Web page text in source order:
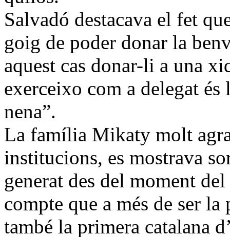
Salvadó destacava el fet
goig de poder donar la
aquest cas donar-li a una
exerceixo com a delegat
nena”.
La família Mikaty molt
institucions, es mostrava
generat des del moment
compte que a més de ser
també la primera catalana